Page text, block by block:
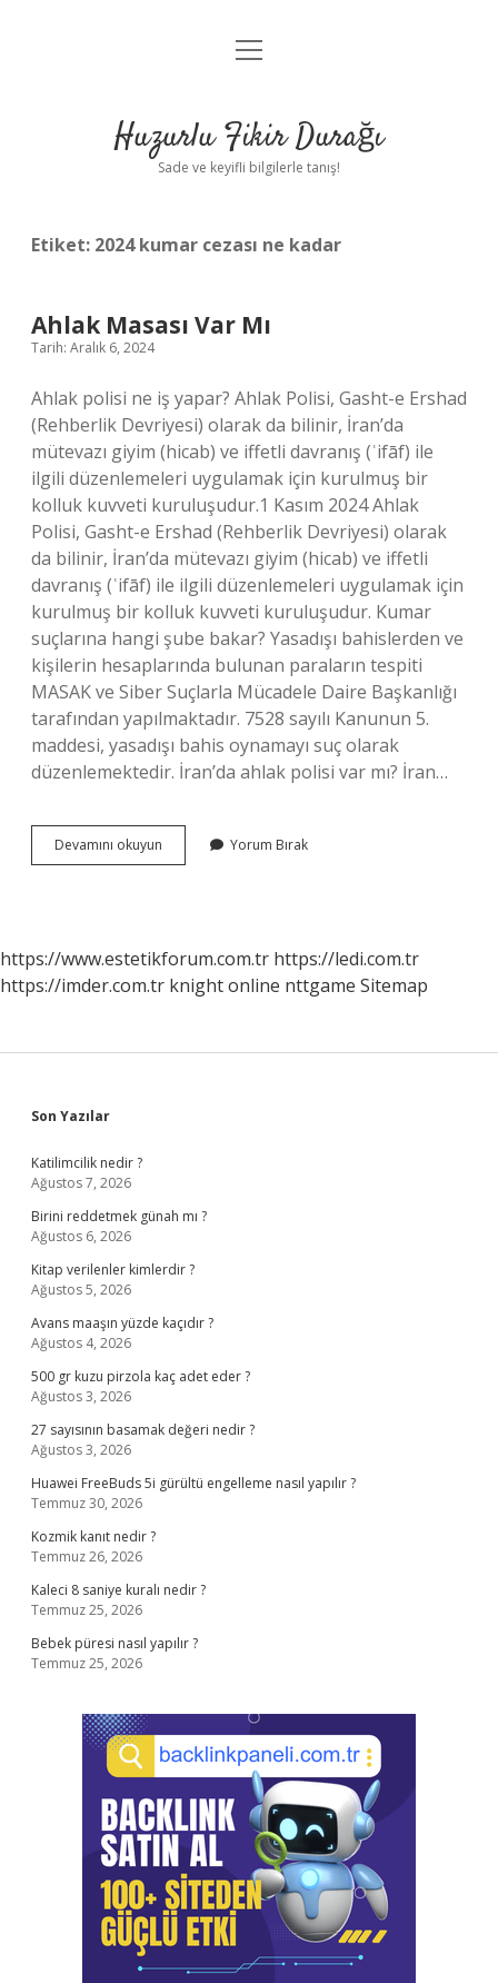
Anasayfa
Yasal Uyarı
menüyü
Huzurlu Fikir Durağı
Sade ve keyifli bilgilerle tanış!
Etiket: 2024 kumar cezası ne kadar
Ahlak Masası Var Mı
Tarih: Aralık 6, 2024
Ahlak polisi ne iş yapar? Ahlak Polisi, Gasht-e Ershad
(Rehberlik Devriyesi) olarak da bilinir, İran’da
mütevazı giyim (hicab) ve iffetli davranış (ʿifāf) ile
ilgili düzenlemeleri uygulamak için kurulmuş bir
kolluk kuvveti kuruluşudur.1 Kasım 2024 Ahlak
Polisi, Gasht-e Ershad (Rehberlik Devriyesi) olarak
da bilinir, İran’da mütevazı giyim (hicab) ve iffetli
davranış (ʿifāf) ile ilgili düzenlemeleri uygulamak için
kurulmuş bir kolluk kuvveti kuruluşudur. Kumar
suçlarına hangi şube bakar? Yasadışı bahislerden ve
kişilerin hesaplarında bulunan paraların tespiti
MASAK ve Siber Suçlarla Mücadele Daire Başkanlığı
tarafından yapılmaktadır. 7528 sayılı Kanunun 5.
maddesi, yasadışı bahis oynamayı suç olarak
düzenlemektedir. İran’da ahlak polisi var mı? İran…
Devamını okuyun
Masası
Yorum Bırak
https://www.estetikforum.com.tr https://ledi.com.tr
https://imder.com.tr knight online nttgame Sitemap
Sidebar
Son Yazılar
Katilimcilik nedir ?
Ağustos 7, 2026
Birini reddetmek günah mı ?
Ağustos 6, 2026
Kitap verilenler kimlerdir ?
Ağustos 5, 2026
Avans maaşın yüzde kaçıdır ?
Ağustos 4, 2026
500 gr kuzu pirzola kaç adet eder ?
Ağustos 3, 2026
27 sayısının basamak değeri nedir ?
Ağustos 3, 2026
Huawei FreeBuds 5i gürültü engelleme nasıl yapılır ?
Temmuz 30, 2026
Kozmik kanıt nedir ?
Temmuz 26, 2026
Kaleci 8 saniye kuralı nedir ?
Temmuz 25, 2026
Bebek püresi nasıl yapılır ?
Temmuz 25, 2026